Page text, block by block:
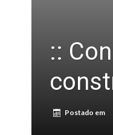
::
Postado em